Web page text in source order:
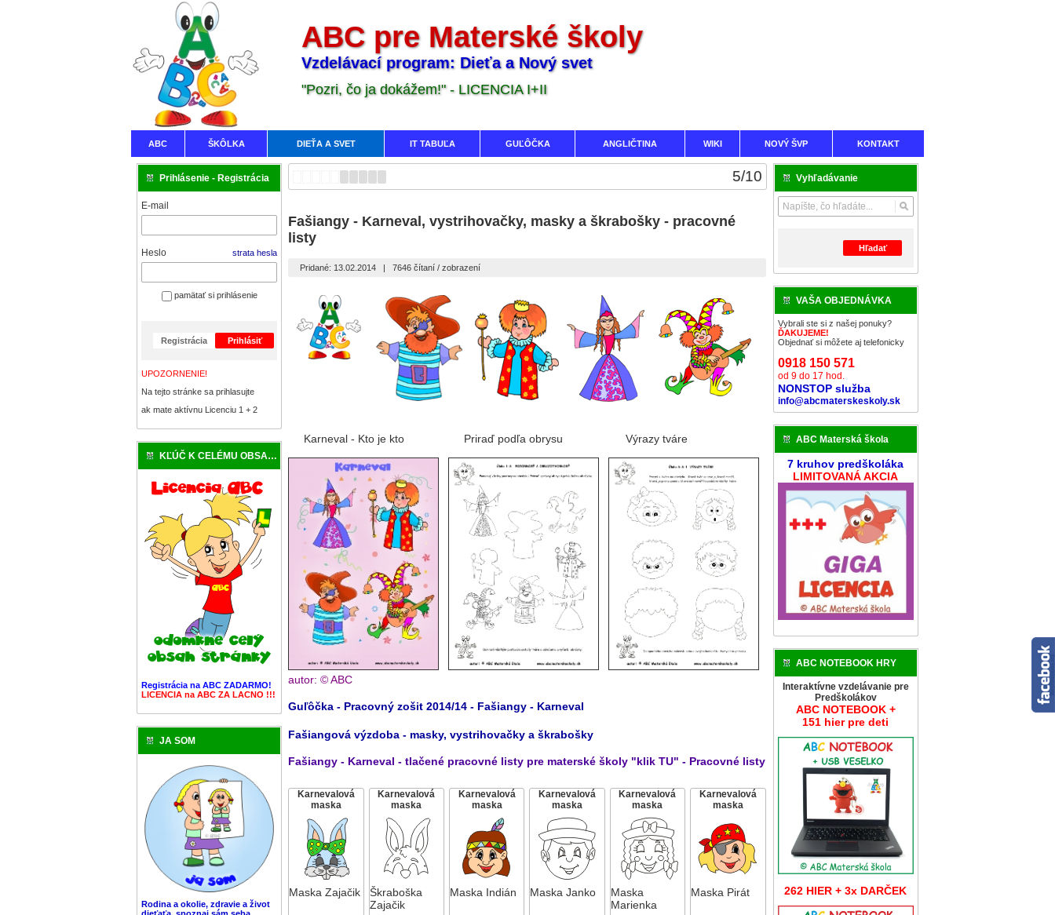
ABC pre Materské školy
Vzdelávací program: Dieťa a Nový svet
"Pozri, čo ja dokážem!" - LICENCIA I+II
ABC ŠKÔLKA DIEŤA A SVET IT TABUĽA GUĽÔČKA ANGLIČTINA WIKI NOVÝ ŠVP KONTAKT
Prihlásenie - Registrácia
E-mail
Heslo strata hesla
pamätať si prihlásenie
Registrácia Prihlásiť
UPOZORNENIE!
Na tejto stránke sa prihlasujte
ak mate aktívnu Licenciu 1 + 2
KĽÚČ K CELÉMU OBSAHU
Registrácia na ABC ZADARMO!
LICENCIA na ABC ZA LACNO !!!
JA SOM
Rodina a okolie, zdravie a život
dieťaťa, spoznaj sám seba
Vyhľadávanie
Hľadať
VAŠA OBJEDNÁVKA
Vybrali ste si z našej ponuky?
ĎAKUJEME!
Objednať si môžete aj telefonicky
0918 150 571
od 9 do 17 hod.
NONSTOP služba
info@abcmaterskeskoly.sk
ABC Materská škola
7 kruhov predškoláka
LIMITOVANÁ AKCIA
ABC NOTEBOOK HRY
Interaktívne vzdelávanie pre
Predškolákov
ABC NOTEBOOK +
151 hier pre deti
262 HIER + 3x DARČEK
5/10
Fašiangy - Karneval, vystrihovačky, masky a škrabošky - pracovné
listy
Pridané: 13.02.2014 |7646 čítaní / zobrazení
Karneval - Kto je kto Priraď podľa obrysu Výrazy tváre
autor: © ABC
Guľôčka - Pracovný zošit 2014/14 - Fašiangy - Karneval
Fašiangová výzdoba - masky, vystrihovačky a škrabošky
Fašiangy - Karneval - tlačené pracovné listy pre materské školy "klik TU" - Pracovné listy
Karnevalová
maska
Maska Zajačik
Karnevalová
maska
Škraboška
Zajačik
Karnevalová
maska
Maska Indián
Karnevalová
maska
Maska Janko
Karnevalová
maska
Maska
Marienka
Karnevalová
maska
Maska Pirát